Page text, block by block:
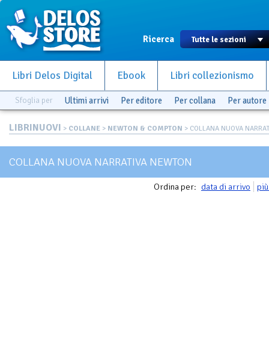
Ricerca
Libri Delos Digital Ebook Libri collezionismo
Sfoglia per Ultimi arrivi Per editore Per collana Per autore
LIBRINUOVI > COLLANE > NEWTON & COMPTON > COLLANA NUOVA
COLLANA NUOVA NARRATIVA NEWTON
Ordina per: data di arrivo